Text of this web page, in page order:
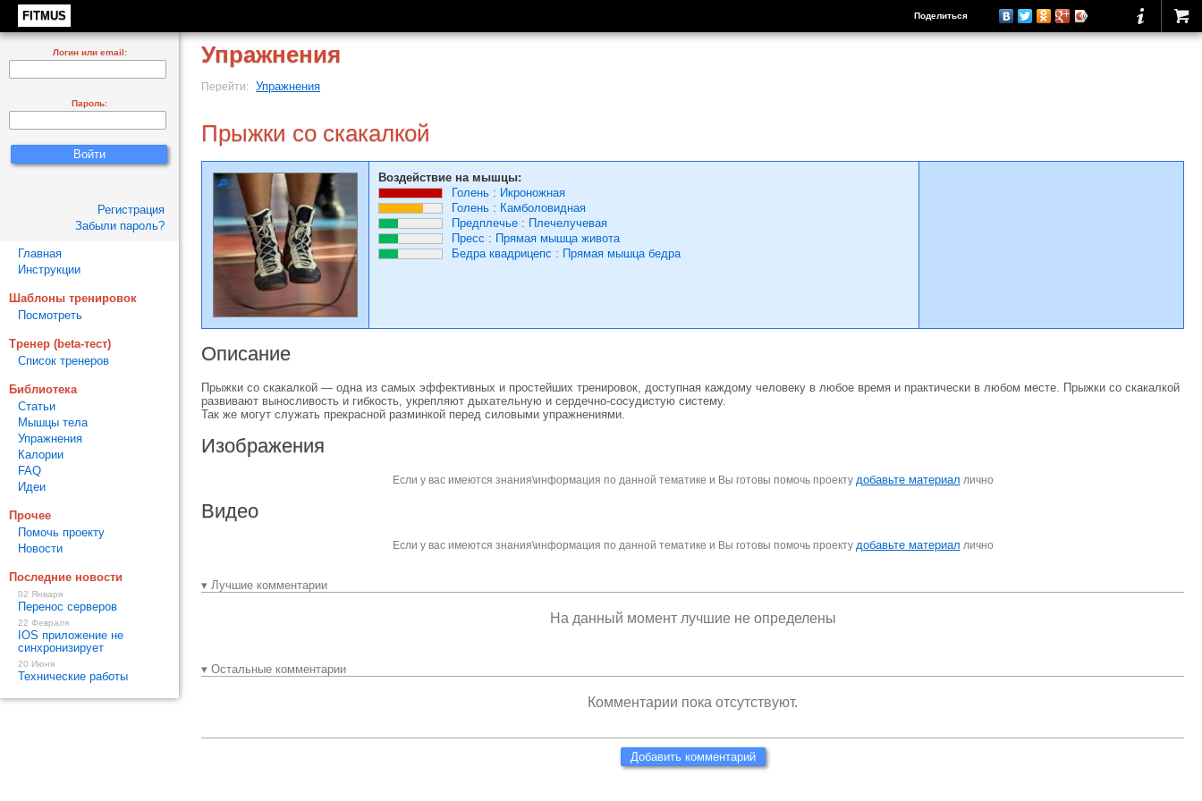
FITMUS Поделиться
Упражнения
Перейти: Упражнения
Прыжки со скакалкой
Воздействие на мышцы:
Голень : Икроножная
Голень : Камболовидная
Предплечье : Плечелучевая
Пресс : Прямая мышца живота
Бедра квадрицепс : Прямая мышца бедра
Описание
Прыжки со скакалкой — одна из самых эффективных и простейших тренировок, доступная каждому человеку в любое время и практически в любом месте. Прыжки со скакалкой
развивают выносливость и гибкость, укрепляют дыхательную и сердечно-сосудистую систему.
Так же могут служать прекрасной разминкой перед силовыми упражнениями.
Изображения
Если у вас имеются знания\информация по данной тематике и Вы готовы помочь проекту добавьте материал лично
Видео
Если у вас имеются знания\информация по данной тематике и Вы готовы помочь проекту добавьте материал лично
▾ Лучшие комментарии
На данный момент лучшие не определены
▾ Остальные комментарии
Комментарии пока отсутствуют.
Добавить комментарий
Логин или email:
Пароль:
Регистрация
Забыли пароль?
Главная
Инструкции
Шаблоны тренировок
Посмотреть
Тренер (beta-тест)
Список тренеров
Библиотека
Статьи
Мышцы тела
Упражнения
Калории
FAQ
Идеи
Прочее
Помочь проекту
Новости
Последние новости
02 Января
Перенос серверов
22 Февраля
IOS приложение не
синхронизирует
20 Июня
Технические работы